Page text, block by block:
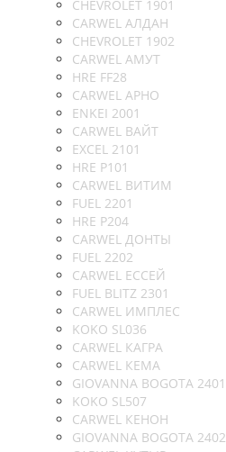
CHEVROLET 1901
CARWEL АЛДАН
CHEVROLET 1902
CARWEL АМУТ
HRE FF28
CARWEL АРНО
ENKEI 2001
CARWEL ВАЙТ
EXCEL 2101
HRE P101
CARWEL ВИТИМ
FUEL 2201
HRE P204
CARWEL ДОНТЫ
FUEL 2202
CARWEL ЕССЕЙ
FUEL BLITZ 2301
CARWEL ИМПЛЕС
KOKO SL036
CARWEL КАГРА
CARWEL КЕМА
GIOVANNA BOGOTA 2401
KOKO SL507
CARWEL КЕНОН
GIOVANNA BOGOTA 2402